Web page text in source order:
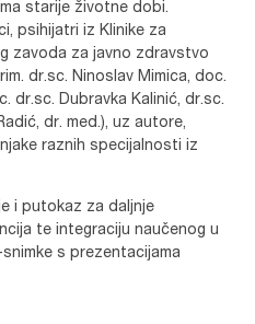
starije životne dobi.
psihijatri iz Klinike za
zavoda za javno zdravstvo
dr.sc. Ninoslav Mimica, doc.
dr.sc. Dubravka Kalinić, dr.sc.
dr. med.), uz autore,
raznih specijalnosti iz
i putokaz za daljnje
te integraciju naučenog u
s prezentacijama